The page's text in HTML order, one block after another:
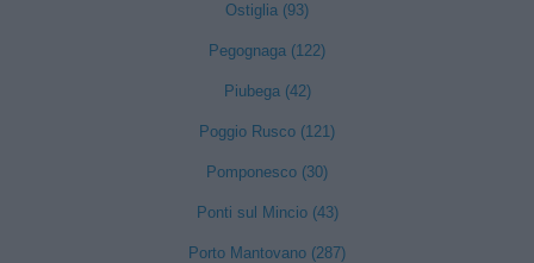
Ostiglia (93)
Pegognaga (122)
Piubega (42)
Poggio Rusco (121)
Pomponesco (30)
Ponti sul Mincio (43)
Porto Mantovano (287)